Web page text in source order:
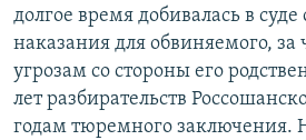
долгое время добивалась в суде
наказания для обвиняемого, за
угрозам со стороны его
лет разбирательств
годам тюремного заключения.